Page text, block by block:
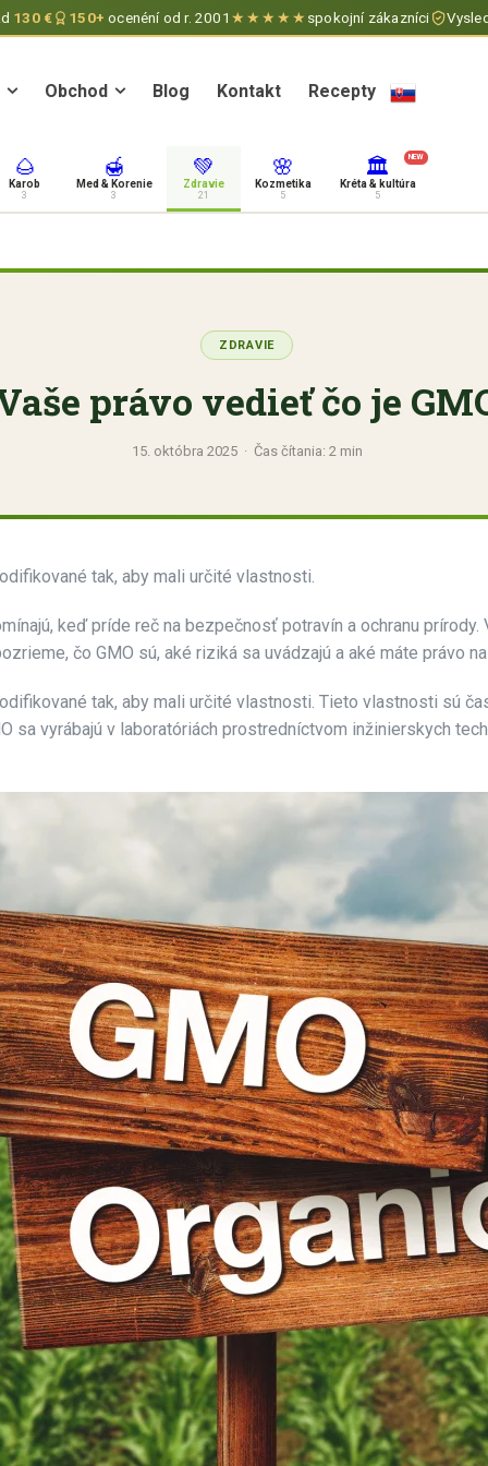
130 € 150+ ocenéní od r. 2001 ★★★★★ spokojní zákazníci
Obchod Blog Kontakt Recepty
Obchod Blog Kontakt Recepty
🌰
Karob
3
🍯
Med & Korenie
3
💚
Zdravie
21
🌸
Kozmetika
5
NEW
🏛
Kréta & kultúra
5
ZDRAVIE
právo vedieť čo je
15. októbra 2025 · Čas čítania: 2 min
tak, aby mali určité vlastnosti.
keď príde reč na bezpečnosť potravín a ochranu
čo GMO sú, aké riziká sa uvádzajú a aké máte právo
tak, aby mali určité vlastnosti. Tieto vlastnosti sú
sa vyrábajú v laboratóriách prostredníctvom inžinierskych